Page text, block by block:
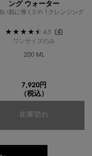
ト ポイントメイクアッ
ング ウォーター
い肌に導く3 in 1クレンジング
4.5
(4)
ワンサイズのみ
200 ML
7,920円
（税込）
在庫切れ